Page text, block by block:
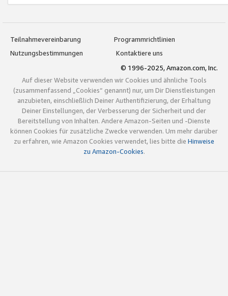
Teilnahmevereinbarung
Programmrichtlinien
Nutzungsbestimmungen
Kontaktiere uns
© 1996-2025, Amazon.com, Inc.
Auf dieser Website verwenden wir Cookies und ähnliche Tools
(zusammenfassend „Cookies“ genannt) nur, um Dir Dienstleistungen
anzubieten, einschließlich Deiner Authentifizierung, der Erhaltung
Deiner Einstellungen, der Verbesserung der Sicherheit und der
Bereitstellung von Inhalten. Andere Amazon-Seiten und -Dienste
können Cookies für zusätzliche Zwecke verwenden. Um mehr darüber
zu erfahren, wie Amazon Cookies verwendet, lies bitte die Hinweise
zu Amazon-Cookies.